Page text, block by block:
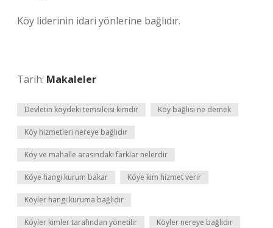
Köy liderinin idari yönlerine bağlıdır.
Tarih: Makaleler
Devletin köydeki temsilcisi kimdir Köy bağlısı ne demek
Köy hizmetleri nereye bağlıdır
Köy ve mahalle arasındaki farklar nelerdir
Köye hangi kurum bakar Köye kim hizmet verir
Köyler hangi kuruma bağlıdır
Köyler kimler tarafından yönetilir Köyler nereye bağlıdır